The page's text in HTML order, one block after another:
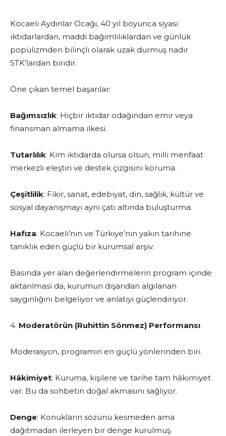
Kocaeli Aydınlar Ocağı, 40 yıl boyunca siyasi
iktidarlardan, maddi bağımlılıklardan ve günlük
popülizmden bilinçli olarak uzak durmuş nadir
STK’lardan biridir.
Öne çıkan temel başarılar:
Bağımsızlık: Hiçbir iktidar odağından emir veya
finansman almama ilkesi.
Tutarlılık: Kim iktidarda olursa olsun, milli menfaat
merkezli eleştiri ve destek çizgisini koruma.
Çeşitlilik: Fikir, sanat, edebiyat, din, sağlık, kültür ve
sosyal dayanışmayı aynı çatı altında buluşturma.
Hafıza: Kocaeli’nin ve Türkiye’nin yakın tarihine
tanıklık eden güçlü bir kurumsal arşiv.
Basında yer alan değerlendirmelerin program içinde
aktarılması da, kurumun dışarıdan algılanan
saygınlığını belgeliyor ve anlatıyı güçlendiriyor.
4. Moderatörün (Ruhittin Sönmez) Performansı
Moderasyon, programın en güçlü yönlerinden biri.
Hâkimiyet: Kuruma, kişilere ve tarihe tam hâkimiyet
var. Bu da sohbetin doğal akmasını sağlıyor.
Denge: Konukların sözünü kesmeden ama
dağıtmadan ilerleyen bir denge kurulmuş.